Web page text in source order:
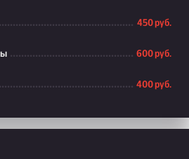
450 руб.
600 руб.
400 руб.